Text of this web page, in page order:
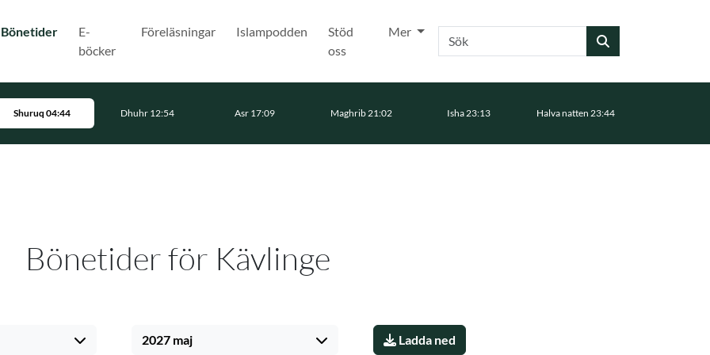
Bönetider(Nuvarande)
E-
böcker
Föreläsningar Islampodden
Stöd
oss
Mer Sök
Shuruq 04:44 Dhuhr 12:54 Asr 17:09 Maghrib 21:02 Isha 23:13 Halva natten 23:44
Bönetider för Kävlinge
2027 maj Ladda ned